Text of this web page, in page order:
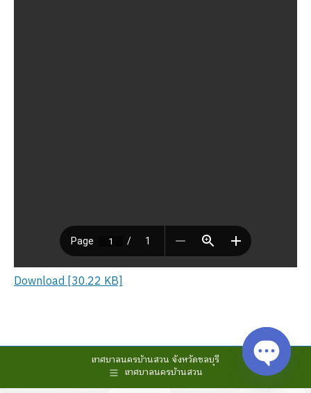
Download [30.22 KB]
เทศบาลนครบ้านสวน จังหวัดชลบุรี
เทศบาลนครบ้านสวน